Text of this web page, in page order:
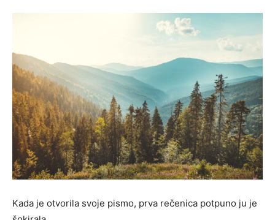
Kada je otvorila svoje pismo, prva rečenica potpuno ju je